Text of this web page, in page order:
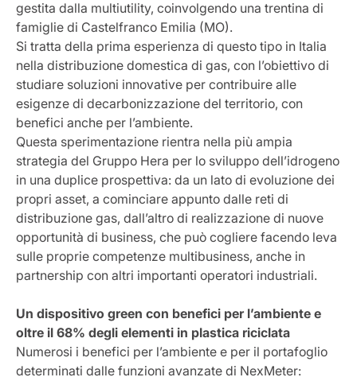
gestita dalla multiutility, coinvolgendo una trentina di
famiglie di Castelfranco Emilia (MO).
Si tratta della prima esperienza di questo tipo in Italia
nella distribuzione domestica di gas, con l’obiettivo di
studiare soluzioni innovative per contribuire alle
esigenze di decarbonizzazione del territorio, con
benefici anche per l’ambiente.
Questa sperimentazione rientra nella più ampia
strategia del Gruppo Hera per lo sviluppo dell’idrogeno
in una duplice prospettiva: da un lato di evoluzione dei
propri asset, a cominciare appunto dalle reti di
distribuzione gas, dall’altro di realizzazione di nuove
opportunità di business, che può cogliere facendo leva
sulle proprie competenze multibusiness, anche in
partnership con altri importanti operatori industriali.
Un dispositivo green con benefici per l’ambiente e
oltre il 68% degli elementi in plastica riciclata
Numerosi i benefici per l’ambiente e per il portafoglio
determinati dalle funzioni avanzate di NexMeter: